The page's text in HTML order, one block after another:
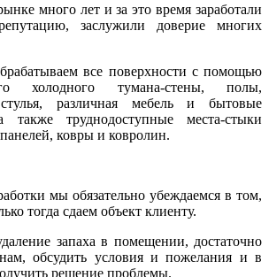
много лет и за это время заработали
заслужили доверие многих
все поверхности с помощью
холодного тумана-стены, полы,
различная мебель и бытовые
также труднодоступные места-стыки
ковры и ковролин.
мы обязательно убеждаемся в том,
тогда сдаем объект клиенту.
запаха в помещении, достаточно
обсудить условия и пожелания и в
решение проблемы.